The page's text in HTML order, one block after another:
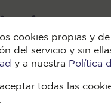
cookies propias y
del servicio y sin
y a nuestra Política
todas las
.